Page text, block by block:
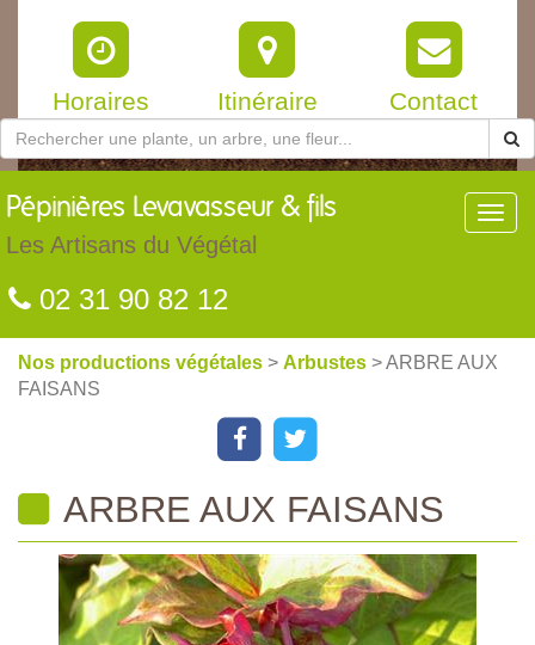
Horaires Itinéraire Contact
Pépinières Levavasseur & fils
Les Artisans du Végétal
02 31 90 82 12
Nos productions végétales > Arbustes > ARBRE AUX
FAISANS
ARBRE AUX FAISANS